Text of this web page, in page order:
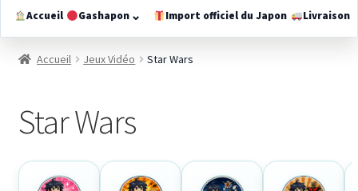
Accueil Gashapon
Ouvrir
méga-
⌄ Import officiel du Japon Livraison
Accueil Jeux Vidéo Star Wars
Star Wars